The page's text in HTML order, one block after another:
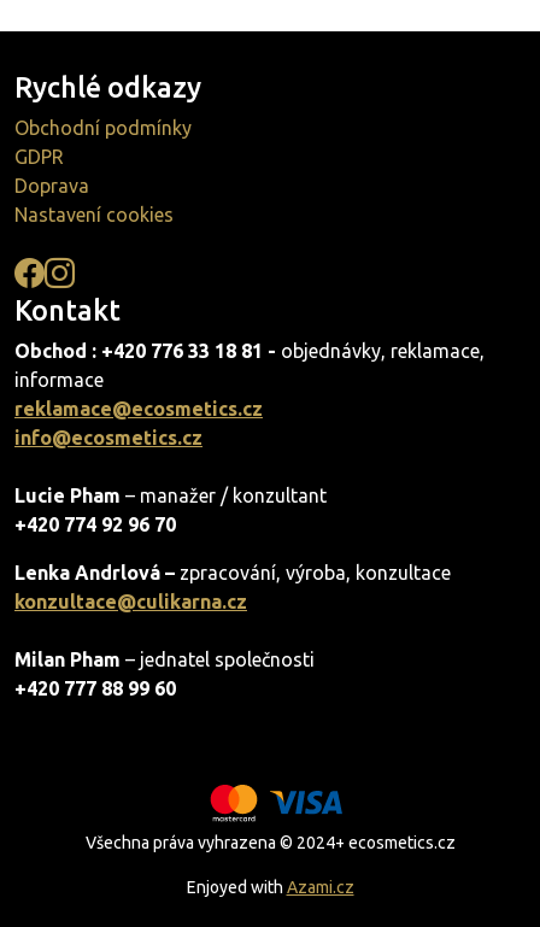
Rychlé odkazy
Obchodní podmínky
GDPR
Doprava
Nastavení cookies
Kontakt
Obchod : +420 776 33 18 81 - objednávky, reklamace,
informace
reklamace@ecosmetics.cz
info@ecosmetics.cz
Lucie Pham – manažer / konzultant
+420 774 92 96 70
Lenka Andrlová – zpracování, výroba, konzultace
konzultace@culikarna.cz
Milan Pham – jednatel společnosti
+420 777 88 99 60
Všechna práva vyhrazena © 2024+ ecosmetics.cz
Enjoyed with Azami.cz